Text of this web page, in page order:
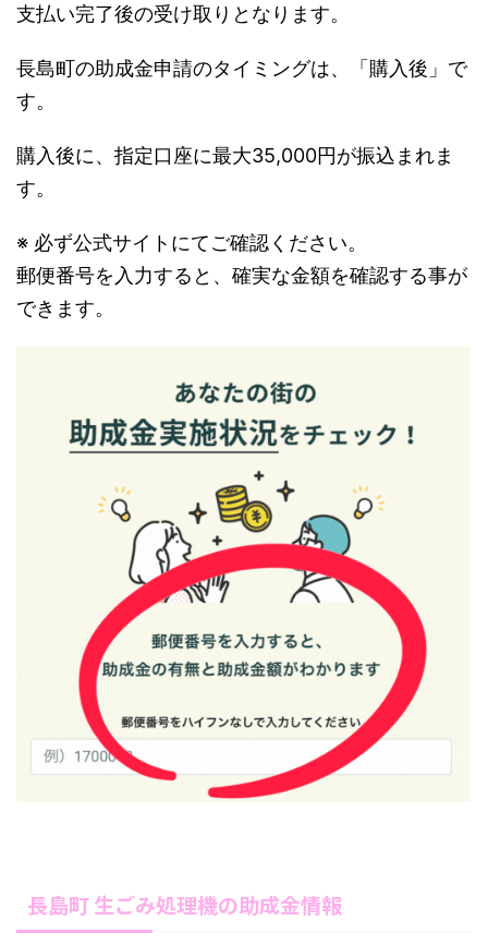
支払い完了後の受け取りとなります。
長島町の助成金申請のタイミングは、「購入後」で
す。
購入後に、指定口座に最大35,000円が振込まれま
す。
※ 必ず公式サイトにてご確認ください。
郵便番号を入力すると、確実な金額を確認する事が
できます。
長島町 生ごみ処理機の助成金情報